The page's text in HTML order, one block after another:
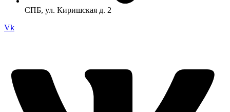
СПБ, ул. Киришская д. 2
Vk